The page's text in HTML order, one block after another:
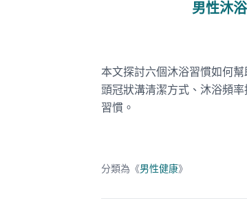
男性沐
本文探討六個沐浴習慣如何
頭冠狀溝清潔方式、沐浴頻
習慣。
分類為《男性健康》